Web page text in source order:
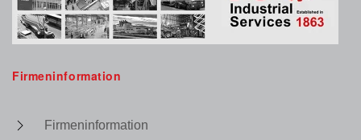
Firmeninformation
Firmeninformation